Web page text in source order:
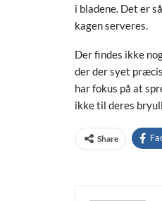
i bladene. Det er
kagen serveres.
Der findes ikke
der der syet
har fokus på at
ikke til deres
Share